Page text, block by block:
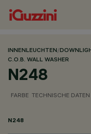
INNENLEUCHTEN/
C.O.B. WALL WASHER
N248
FARBE TECHNISCHE DATEN
N248